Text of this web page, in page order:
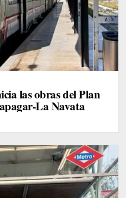
las obras del Plan
La Navata